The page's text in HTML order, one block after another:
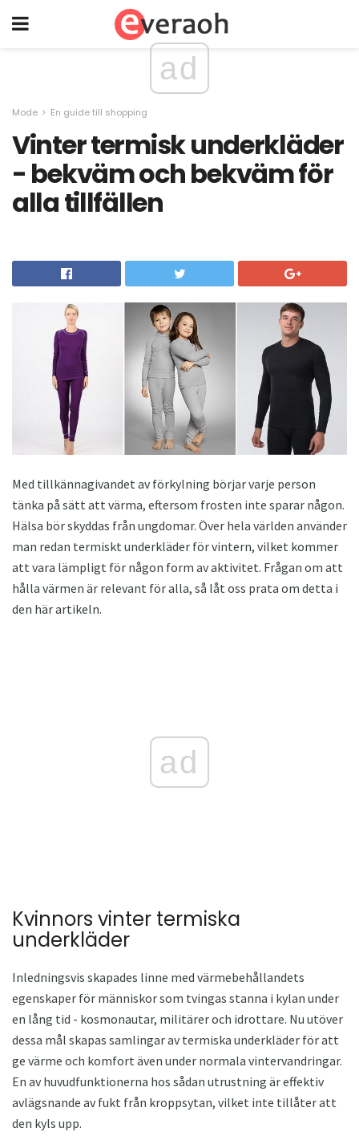
ad
Mode En guide till shopping
Vinter termisk underkläder
- bekväm och bekväm för
alla tillfällen
Med tillkännagivandet av förkylning börjar varje person
tänka på sätt att värma, eftersom frosten inte sparar någon.
Hälsa bör skyddas från ungdomar. Över hela världen använder
man redan termiskt underkläder för vintern, vilket kommer
att vara lämpligt för någon form av aktivitet. Frågan om att
hålla värmen är relevant för alla, så låt oss prata om detta i
den här artikeln.
ad
Kvinnors vinter termiska
underkläder
Inledningsvis skapades linne med värmebehållandets
egenskaper för människor som tvingas stanna i kylan under
en lång tid - kosmonautar, militärer och idrottare. Nu utöver
dessa mål skapas samlingar av termiska underkläder för att
ge värme och komfort även under normala vintervandringar.
En av huvudfunktionerna hos sådan utrustning är effektiv
avlägsnande av fukt från kroppsytan, vilket inte tillåter att
den kyls upp.